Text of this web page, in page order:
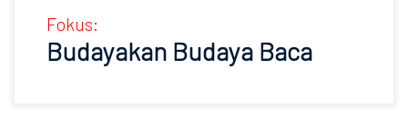
Fokus:
Budayakan Budaya Baca